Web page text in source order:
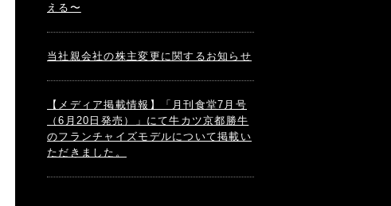
える〜
当社親会社の株主変更に関するお知らせ
【メディア掲載情報】「月刊食堂7月号
（6月20日発売）」にて牛カツ京都勝牛
のフランチャイズモデルについて掲載い
ただきました。